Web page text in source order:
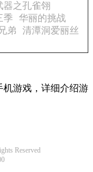
器之孔雀翎
季
华丽的挑战
弟
清潭洞爱丽丝
机游戏，详细介绍游
Reserved